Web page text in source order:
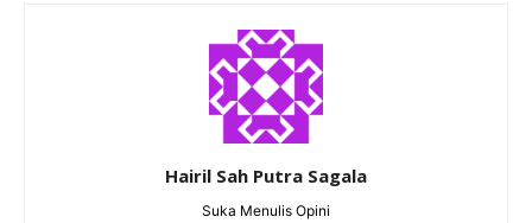
Hairil Sah Putra Sagala
Suka Menulis Opini